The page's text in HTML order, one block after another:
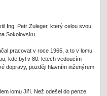
Ing. Petr Zuleger, který celou svou
Sokolovsku.
pracovat v roce 1965, a to v lomu
kde byl v 80. letech vedoucím
dopravy, později hlavním inženýrem
lomu Jiří. Než odešel do penze,